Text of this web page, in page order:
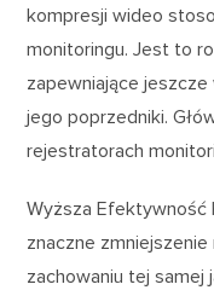
kompresji wideo
monitoringu. Jest to
zapewniające
jego poprzedniki.
rejestratorach
Wyższa Efektywność
znaczne
zachowaniu tej samej